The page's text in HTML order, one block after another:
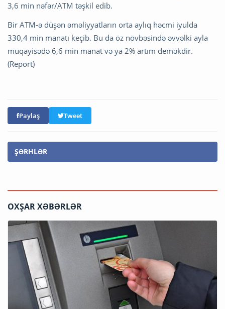
3,6 min nəfər/ATM təşkil edib.
Bir ATM-ə düşən əməliyyatların orta aylıq həcmi iyulda
330,4 min manatı keçib. Bu da öz növbəsində əvvəlki ayla
müqayisədə 6,6 min manat və ya 2% artım deməkdir.
(Report)
Paylaş Tweet
ŞƏRHLƏR
OXŞAR XƏBƏRLƏR